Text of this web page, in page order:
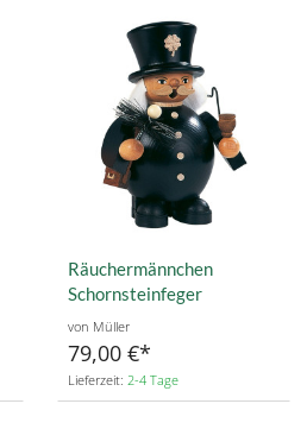
Räuchermännchen
Schornsteinfeger
von Müller
79,00 €
Lieferzeit: 2-4 Tage